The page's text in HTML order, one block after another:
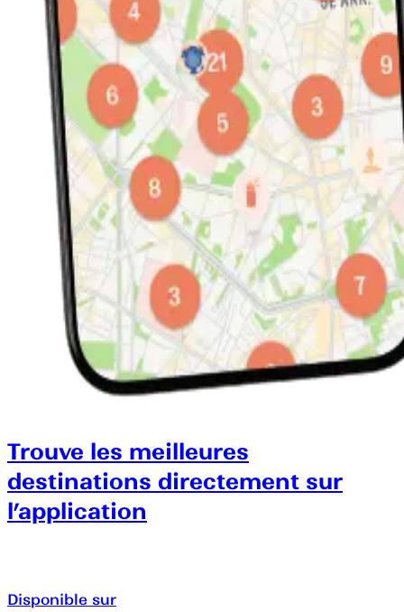
Trouve les meilleures
destinations directement sur
l’application
Disponible sur